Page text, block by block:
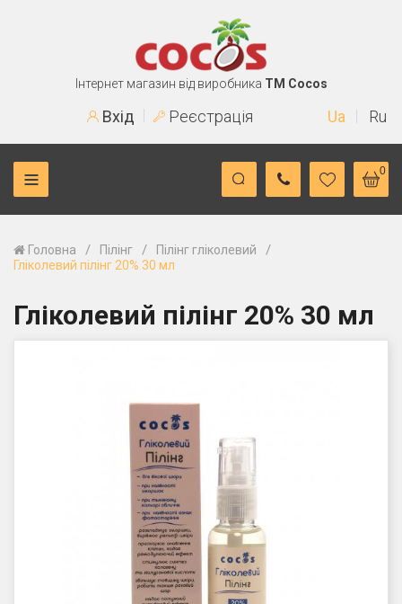
Інтернет магазин від виробника TM Cocos
Вхід Реєстрація Ua Ru
0
Головна / Пілінг / Пілінг гліколевий /
Гліколевий пілінг 20% 30 мл
Гліколевий пілінг 20% 30 мл